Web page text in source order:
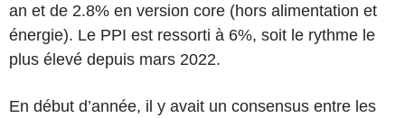
an et de 2.8% en version core (hors alimentation et
énergie). Le PPI est ressorti à 6%, soit le rythme le
plus élevé depuis mars 2022.
En début d’année, il y avait un consensus entre les